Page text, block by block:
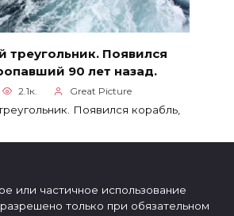
треугольник. Появился
90 лет назад.
2.1к. Great Picture
Появился корабль,
или частичное использование
только при обязательном